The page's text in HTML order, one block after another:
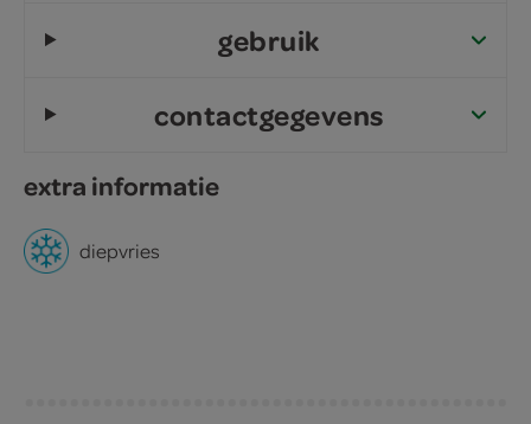
gebruik
contactgegevens
extra informatie
diepvries